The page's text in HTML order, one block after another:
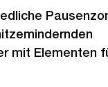
mit Elementen